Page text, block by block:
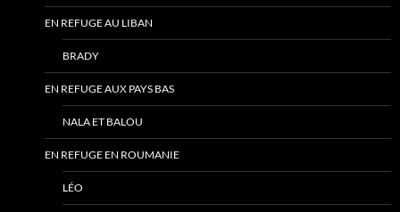
EN REFUGE AU LIBAN
BRADY
EN REFUGE AUX PAYS BAS
NALA ET BALOU
EN REFUGE EN ROUMANIE
LÉO